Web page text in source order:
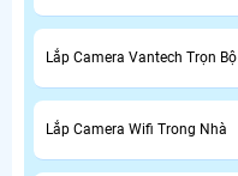
Lắp Camera Vantech Trọn Bộ
Lắp Camera Wifi Trong Nhà